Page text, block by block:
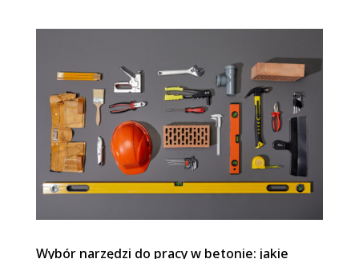
Wybór narzędzi do pracy w betonie: jakie